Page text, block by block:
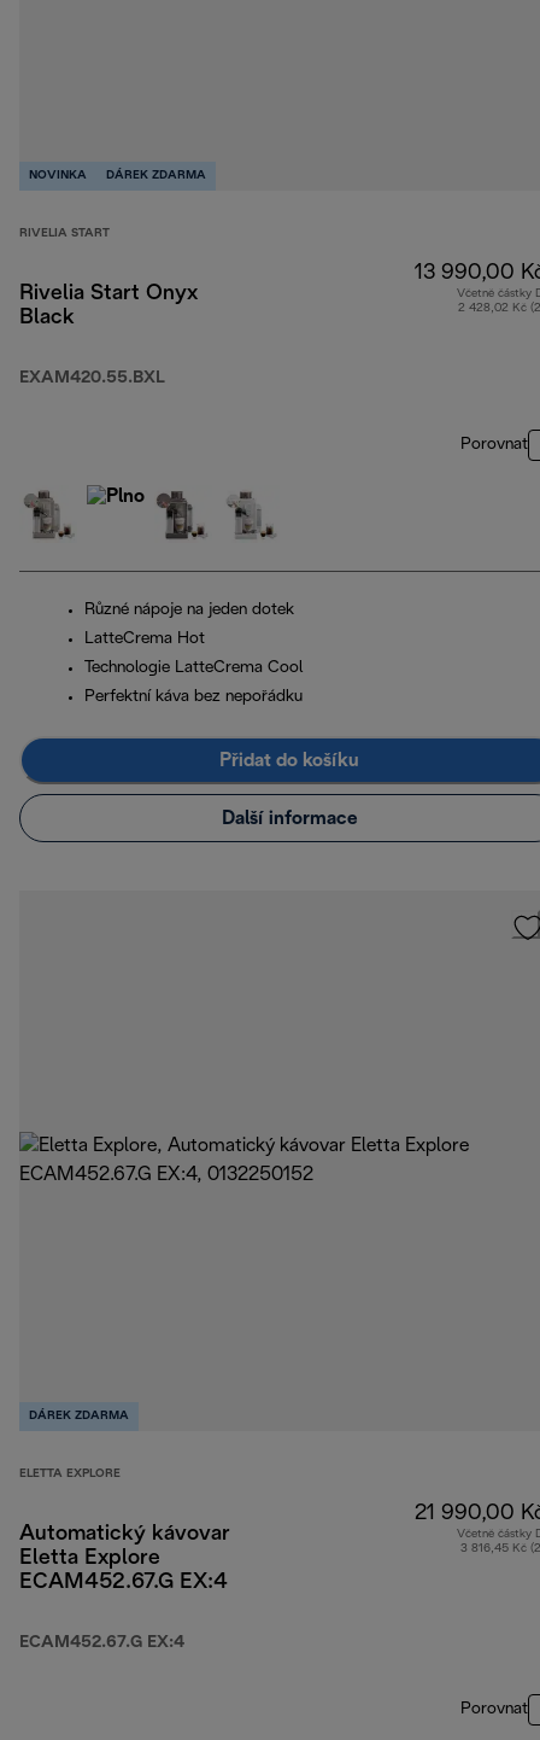
NOVINKA DÁREK ZDARMA
RIVELIA START
Rivelia Start Onyx
Black
EXAM420.55.BXL
13 990,00
Včetně částky
2 428,02 Kč
Porovnat
Různé nápoje na jeden dotek
LatteCrema Hot
Technologie LatteCrema Cool
Perfektní káva bez nepořádku
Přidat do košíku
Další informace
DÁREK ZDARMA
ELETTA EXPLORE
Automatický kávovar
Eletta Explore
ECAM452.67.G EX:4
ECAM452.67.G EX:4
21 990,00
Včetně částky
3 816,45 Kč
Porovnat